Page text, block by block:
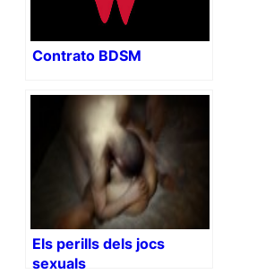
Contrato BDSM
Els perills dels jocs
sexuals